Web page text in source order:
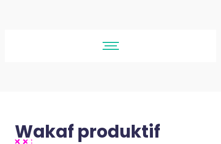
Wakaf produktif